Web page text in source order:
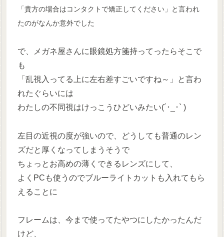
「貴方の場合はコンタクトで矯正してください」と言われ
たのがなんか意外でした
で、メガネ屋さんに眼鏡処方箋持ってったらそこで
も
「乱視入ってる上に左右差すごいですね～」と言わ
れたぐらいには
わたしの不同視はけっこうひどいみたい(´･_･` )
左目の近視の度が強いので、どうしても普通のレン
ズだと厚くなってしまうそうで
ちょっとお高めの薄くできるレンズにして、
よくPCも使うのでブルーライトカットも入れてもら
えることに
フレームは、今まで使ってたやつにしたかったんだ
けど、